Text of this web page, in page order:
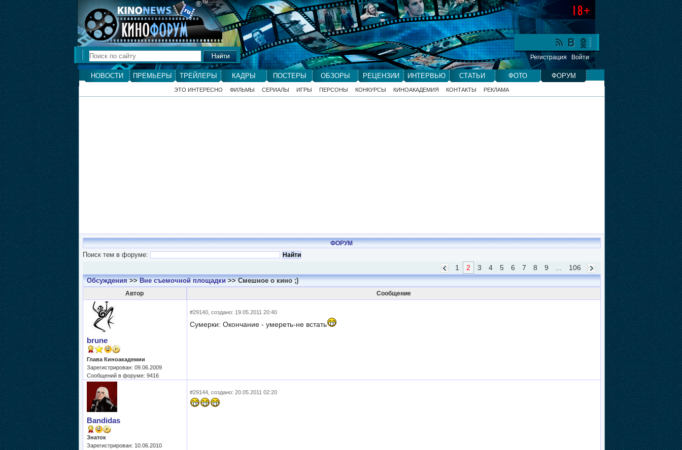
®ТМ
Регистрация Войти
НОВОСТИ ПРЕМЬЕРЫ ТРЕЙЛЕРЫ КАДРЫ ПОСТЕРЫ ОБЗОРЫ РЕЦЕНЗИИ ИНТЕРВЬЮ СТАТЬИ ФОТО ФОРУМ
ЭТО ИНТЕРЕСНО ФИЛЬМЫ СЕРИАЛЫ ИГРЫ ПЕРСОНЫ КОНКУРСЫ КИНОАКАДЕМИЯ КОНТАКТЫ РЕКЛАМА
ФОРУМ
Поиск тем в форуме:
106
9
8
7
6
5
4
3
2
1
Обсуждения>>Вне съемочной площадки>> Смешное о кино ;)
Автор Сообщение
brune
Глава Киноакадемии
Зарегистрирован: 09.06.2009
Сообщений в форуме: 9416
#29140, создано: 19.05.2011 20:40
Сумерки: Окончание - умереть-не встать
Bandidas
Знаток
Зарегистрирован: 10.06.2010
#29144, создано: 20.05.2011 02:20